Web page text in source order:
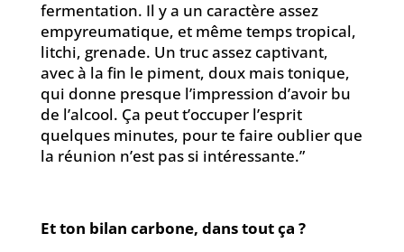
fermentation. Il y a un caractère assez
empyreumatique, et même temps tropical,
litchi, grenade. Un truc assez captivant,
avec à la fin le piment, doux mais tonique,
qui donne presque l’impression d’avoir bu
de l’alcool. Ça peut t’occuper l’esprit
quelques minutes, pour te faire oublier que
la réunion n’est pas si intéressante.”
Et ton bilan carbone, dans tout ça ?